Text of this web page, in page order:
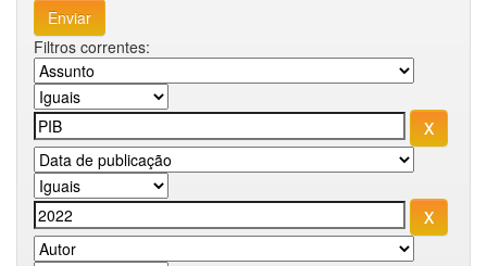
Filtros correntes: